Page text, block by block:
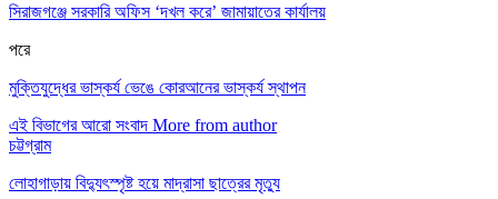
সিরাজগঞ্জে সরকারি অফিস ‘দখল করে’ জামায়াতের কার্যালয়
পরে
মুক্তিযুদ্ধের ভাস্কর্য ভেঙে কোরআনের ভাস্কর্য স্থাপন
এই বিভাগের আরো সংবাদ More from author
চট্টগ্রাম
লোহাগাড়ায় বিদ্যুৎস্পৃষ্ট হয়ে মাদ্রাসা ছাত্রের মৃত্যু